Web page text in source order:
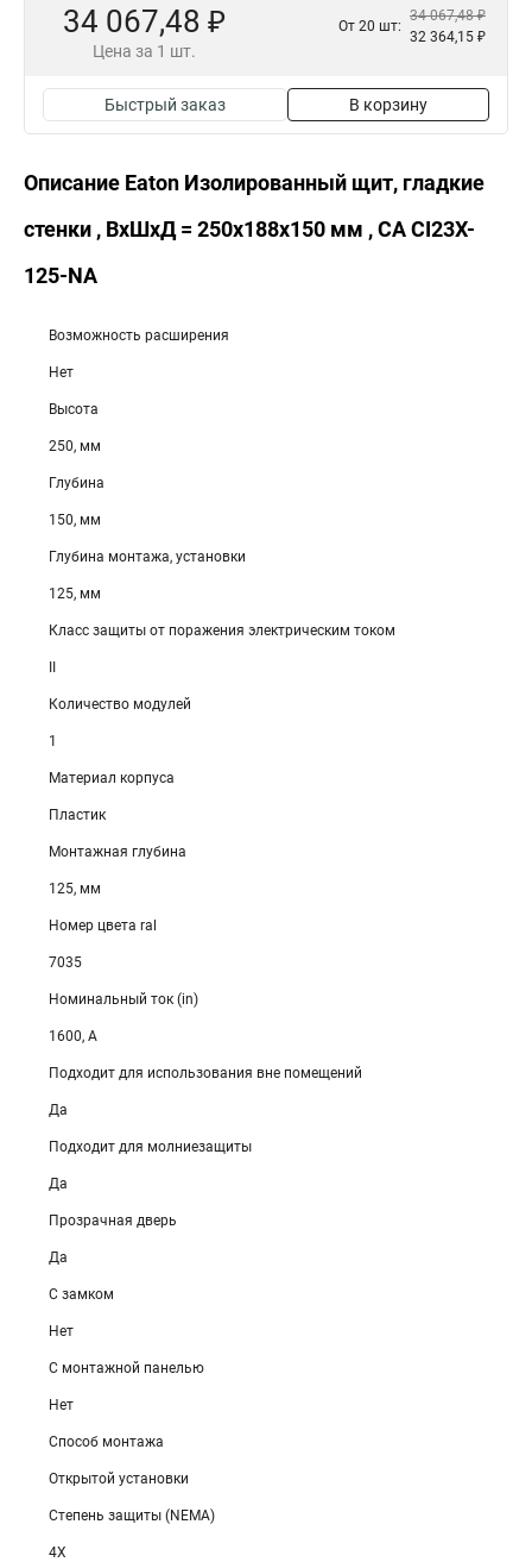
34 067,48 ₽
Цена за 1 шт.
От 20 шт:
34 067,48 ₽
32 364,15 ₽
Быстрый заказ В корзину
Описание Eaton Изолированный щит, гладкие
стенки , ВхШхД = 250x188x150 мм , СА CI23X-
125-NA
Возможность расширения
Нет
Высота
250, мм
Глубина
150, мм
Глубина монтажа, установки
125, мм
Класс защиты от поражения электрическим током
Количество модулей
1
Материал корпуса
Пластик
Монтажная глубина
125, мм
Номер цвета ral
7035
Номинальный ток (in)
1600, А
Подходит для использования вне помещений
Да
Подходит для молниезащиты
Да
Прозрачная дверь
Да
С замком
Нет
С монтажной панелью
Нет
Способ монтажа
Открытой установки
Степень защиты (NEMA)
4X